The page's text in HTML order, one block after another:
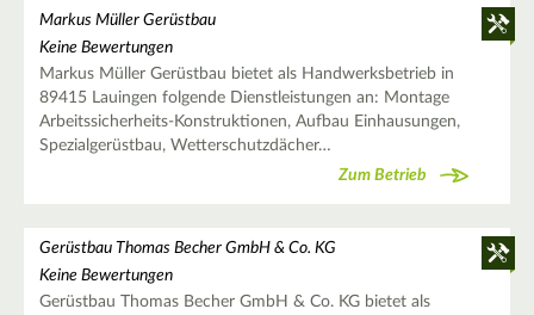
Markus Müller Gerüstbau
Keine Bewertungen
Markus Müller Gerüstbau bietet als Handwerksbetrieb in
89415 Lauingen folgende Dienstleistungen an: Montage
Arbeitssicherheits-Konstruktionen, Aufbau Einhausungen,
Spezialgerüstbau, Wetterschutzdächer…
Zum Betrieb
Gerüstbau Thomas Becher GmbH & Co. KG
Keine Bewertungen
Gerüstbau Thomas Becher GmbH & Co. KG bietet als